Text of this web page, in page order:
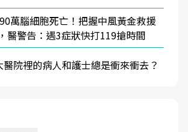
萬腦細胞死亡！把握中風黃金救援
醫警告：遇3症狀快打119搶時間
醫院裡的病人和護士總是衝來衝去？